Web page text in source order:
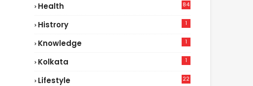
Health
84
Histrory 1
Knowledge 1
Kolkata 1
Lifestyle
22